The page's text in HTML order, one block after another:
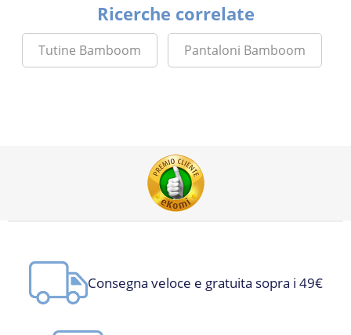
Ricerche correlate
Tutine Bamboom Pantaloni Bamboom
Consegna veloce e gratuita sopra i 49€